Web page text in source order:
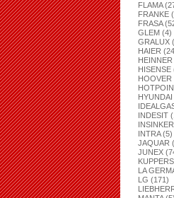
FLAMA
FRANKE
FRASA
GLEM (4)
GRALUX
HAIER
HEINNER
HISENSE
HOOVER
HYUNDAI
INDESIT
INTRA (5)
JAQUAR
JUNEX
LA
LG (171)